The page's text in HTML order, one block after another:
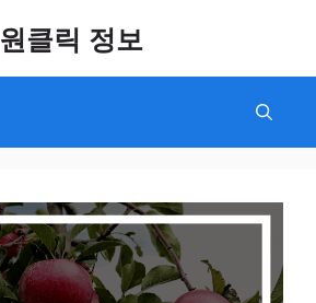
원클릭 정보